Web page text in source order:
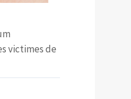
victimes de